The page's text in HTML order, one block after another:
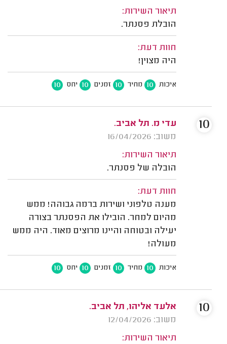
תיאור השירות:
הובלת פסנתר.
חוות דעת:
היה מצוין!
איכות 10 מחיר 10 זמנים 10 יחס 10
עדי מ. תל אביב.
משוב: 16/04/2026
תיאור השירות:
הובלה של פסנתר.
חוות דעת:
מענה טלפוני ושירות ברמה גבוהה! ממש
מהיום למחר. הובילו את הפסנתר בצורה
יעילה ובטוחה והיינו מרוצים מאוד. היה ממש
מעולה!
איכות 10 מחיר 10 זמנים 10 יחס 10
10
אלעד אליהו, תל אביב.
משוב: 12/04/2026
תיאור השירות:
10